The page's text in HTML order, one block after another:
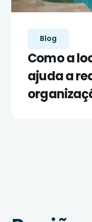
Blog
Como a
ajuda a